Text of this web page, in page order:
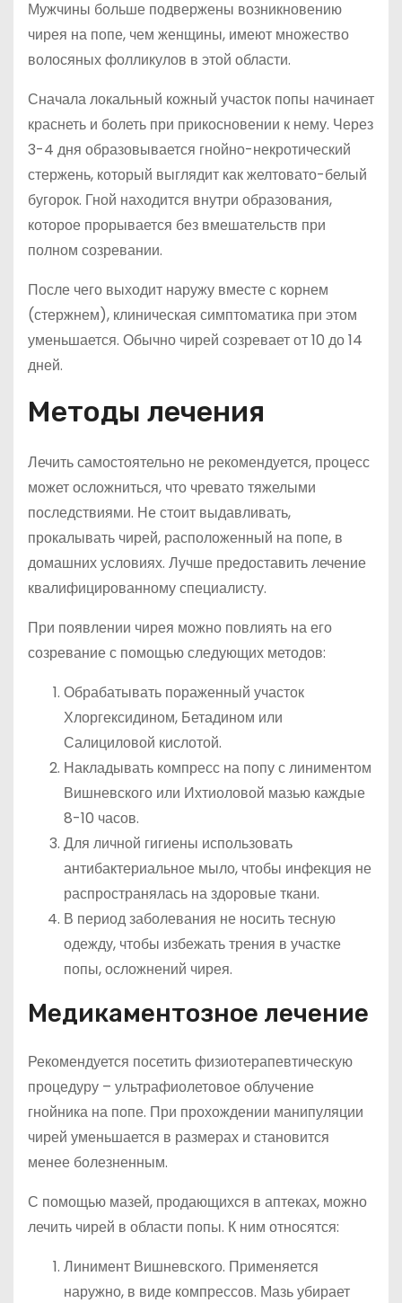
Мужчины больше подвержены возникновению
чирея на попе, чем женщины, имеют множество
волосяных фолликулов в этой области.
Сначала локальный кожный участок попы начинает
краснеть и болеть при прикосновении к нему. Через
3-4 дня образовывается гнойно-некротический
стержень, который выглядит как желтовато-белый
бугорок. Гной находится внутри образования,
которое прорывается без вмешательств при
полном созревании.
После чего выходит наружу вместе с корнем
(стержнем), клиническая симптоматика при этом
уменьшается. Обычно чирей созревает от 10 до 14
дней.
Методы лечения
Лечить самостоятельно не рекомендуется, процесс
может осложниться, что чревато тяжелыми
последствиями. Не стоит выдавливать,
прокалывать чирей, расположенный на попе, в
домашних условиях. Лучше предоставить лечение
квалифицированному специалисту.
При появлении чирея можно повлиять на его
созревание с помощью следующих методов:
Обрабатывать пораженный участок
Хлоргексидином, Бетадином или
Салициловой кислотой.
Накладывать компресс на попу с линиментом
Вишневского или Ихтиоловой мазью каждые
8-10 часов.
Для личной гигиены использовать
антибактериальное мыло, чтобы инфекция не
распространялась на здоровые ткани.
В период заболевания не носить тесную
одежду, чтобы избежать трения в участке
попы, осложнений чирея.
Медикаментозное лечение
Рекомендуется посетить физиотерапевтическую
процедуру – ультрафиолетовое облучение
гнойника на попе. При прохождении манипуляции
чирей уменьшается в размерах и становится
менее болезненным.
С помощью мазей, продающихся в аптеках, можно
лечить чирей в области попы. К ним относятся:
Линимент Вишневского. Применяется
наружно, в виде компрессов. Мазь убирает